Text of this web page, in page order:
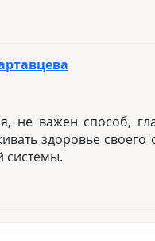
не важен способ,
здоровье
системы.